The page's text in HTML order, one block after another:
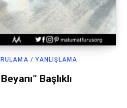
/ YANLIŞLAMA
Başlıklı